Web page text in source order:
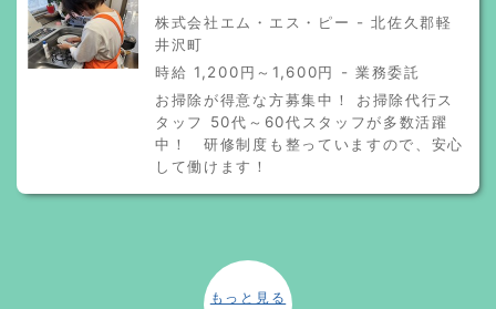
株式会社エム・エス・ピー - 北佐久郡軽
井沢町
時給 1,200円～1,600円 - 業務委託
お掃除が得意な方募集中！ お掃除代行ス
タッフ 50代～60代スタッフが多数活躍
中！ 研修制度も整っていますので、安心
して働けます！
もっと見る